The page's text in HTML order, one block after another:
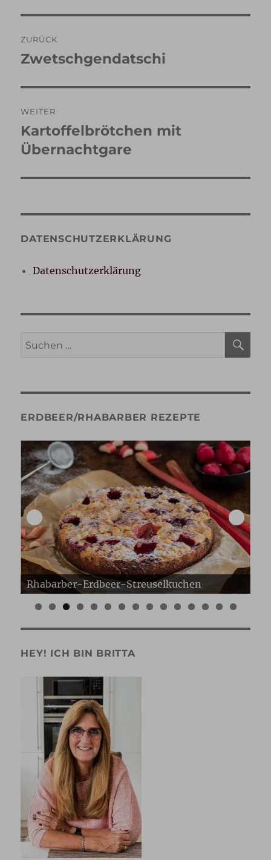
ZURÜCK
Vorheriger
Zwetschgendatschi
WEITER
Nächster
Beitrag:
Kartoffelbrötchen mit
Übernachtgare
DATENSCHUTZERKLÄRUNG
Datenschutzerklärung
Suche
ERDBEER/RHABARBER REZEPTE
Erdbeer Gugelhupf
0 1 2 3 4 5
HEY! ICH BIN BRITTA